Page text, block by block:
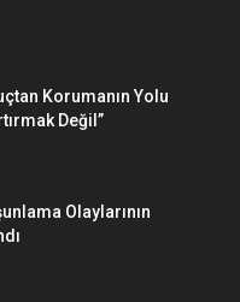
Korumanın Yolu
Değil”
Olaylarının